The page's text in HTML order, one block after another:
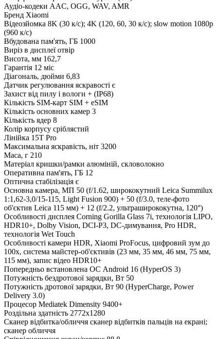
Аудіо-кодеки AAC, OGG, WAV, AMR
Бренд Xiaomi
Відеозйомка 8K (30 к/с); 4K (120, 60, 30 к/с); slow motion 1080p
(960 к/с)
Вбудована пам'ять, ГБ 1000
Виріз в дисплеї отвір
Висота, мм 162,7
Гарантія 12 міс
Діагональ, дюйми 6,83
Датчик регулювання яскравості є
Захист від пилу і вологи + (IP68)
Кількість SIM-карт SIM + eSIM
Кількість основних камер 3
Кількість ядер 8
Колір корпусу сріблястий
Лінійка 15T Pro
Максимальна яскравість, ніт 3200
Маса, г 210
Матеріал кришки/рамки алюміній, скловолокно
Оперативна пам'ять, ГБ 12
Оптична стабілізація є
Основна камера, МП 50 (f/1.62, ширококутний Leica Summilux
1:1,62-3,0/15-115, Light Fusion 900) + 50 (f/3.0, теле-фото
об'єктив Leica 115 мм) + 12 (f/2.2, ультраширококутна, 120°)
Особливості дисплея Corning Gorilla Glass 7i, технологія LIPO,
HDR10+, Dolby Vision, DCI-P3, DC-димування, Pro HDR,
технологія Wet Touch
Особливості камери HDR, Xiaomi ProFocus, цифровий зум до
100x, система майстер-об'єктивів (23 мм, 35 мм, 46 мм, 75 мм,
115 мм), запис відео HDR10+
Попередньо встановлена ОС Android 16 (HyperOS 3)
Потужність бездротової зарядки, Вт 50
Потужність дротової зарядки, Вт 90 (HyperCharge, Power
Delivery 3.0)
Процесор Mediatek Dimensity 9400+
Роздільна здатність 2772x1280
Сканер відбитка/обличчя сканер відбитків пальців на екрані;
сканер обличчя